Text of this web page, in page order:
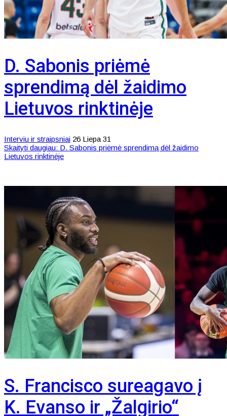
D. Sabonis priėmė
sprendimą dėl žaidimo
Lietuvos rinktinėje
Interviu ir straipsniai 26 Liepa 31
Skaityti daugiau: D. Sabonis priėmė sprendimą dėl žaidimo
Lietuvos rinktinėje
S. Francisco sureagavo į
K. Evanso ir „Žalgirio“